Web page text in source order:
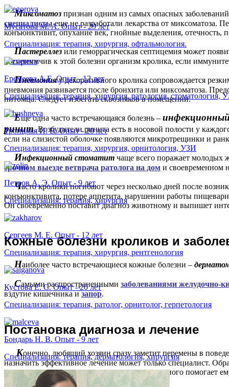
Миксоматоз признан одним из самых опасных
специалистыеще не разработали лекарства от миксоматоза.
конъюнктивит, опухание век, гнойные выделения, отечность,
Пастереллез или геморрагическая септицемия может
восприимчив к этой болезни организм кролика, если
Пневмонияу декоративного кролика сопровождается
пневмония развивается после бронхита или миксоматоза.
питомца. Следует избегать сквозняков в помещении.
Еще одна часто встречающаяся болезнь –
ринит. Возбудители ринита есть в носовой полости у
если на слизистой оболочке появляются микротрещинки и
Инфекционный стоматит чаще всего поражает молодых
срочном выезде ветврача ратолога на дом и своевременном
Часто кролики погибают через несколько дней после
конъюнктивита, потере аппетита, нарушении работы
Он своевременно поставит диагноз животному и выпишет
Кожные болезни кроликов и
Наиболее часто встречающиеся кожные болезни –
Самыми распространенными заболеваниями желудочно-
вздутие кишечника изапор.
Постановка диагноза и лечение
Конечно, любящий хозяин сразу заметит перемены в
назначить эффективное лечение может только специалист.
ветеринарную помощь на дом, хозяин животного помогает
Мусатова М. А. Опыт - 29 лет
Специализация: терапия, хирургия, офтальмология.
Еремеева А.Е. Опыт - 12 лет
Специализация: терапия, хирургия, ратология, стоматология,
Троицкая И. В. Опыт - 20 лет
Специализация: терапия, хирургия, орнитология, УЗИ
Петров А. Э. Опыт - 9 лет
Специализация: терапия, хирургия
Сергеев М. Е. Опыт - 12 лет
Специализация: терапия, хирургия, рентгенология
Кустова Е. С. Опыт - 20 лет
Специализация: терапия, ратолог, орнитолог, герпетология
Бондарь Н. В. Опыт - 9 лет
Специализация: терапия, дерматология, хирургия